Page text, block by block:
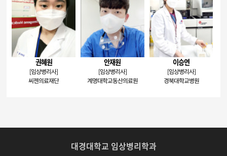
권혜원
[임상병리사]
씨젠의료재단
안재원
[임상병리사]
계명대학교동산의료원
이승연
[임상병리사]
경북대학교병원
대경대학교 임상병리학과